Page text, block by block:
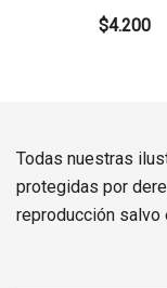
$4.200
Todas nuestras
protegidas por
reproducción salvo